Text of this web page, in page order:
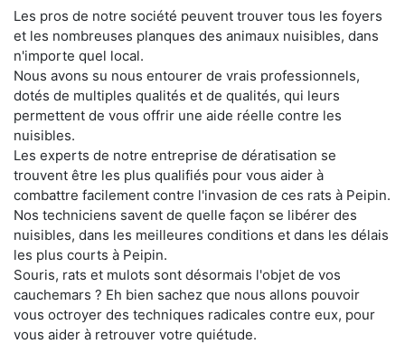
Les pros de notre société peuvent trouver tous les foyers
et les nombreuses planques des animaux nuisibles, dans
n'importe quel local.
Nous avons su nous entourer de vrais professionnels,
dotés de multiples qualités et de qualités, qui leurs
permettent de vous offrir une aide réelle contre les
nuisibles.
Les experts de notre entreprise de dératisation se
trouvent être les plus qualifiés pour vous aider à
combattre facilement contre l'invasion de ces rats à Peipin.
Nos techniciens savent de quelle façon se libérer des
nuisibles, dans les meilleures conditions et dans les délais
les plus courts à Peipin.
Souris, rats et mulots sont désormais l'objet de vos
cauchemars ? Eh bien sachez que nous allons pouvoir
vous octroyer des techniques radicales contre eux, pour
vous aider à retrouver votre quiétude.